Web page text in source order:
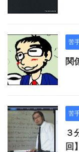
苦
関
苦
３
回